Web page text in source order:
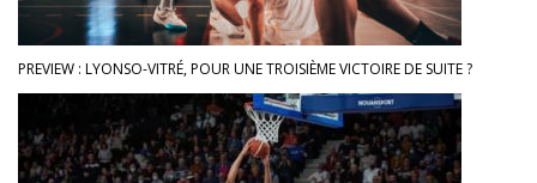
PREVIEW : LYONSO-VITRÉ, POUR UNE TROISIÈME VICTOIRE DE SUITE ?